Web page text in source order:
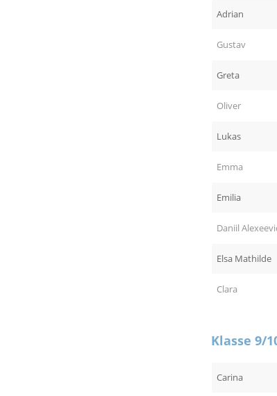
Adrian
Gustav
Greta
Oliver
Lukas
Emma
Emilia
Daniil
Elsa Mathilde
Clara
Klasse 9/
Carina